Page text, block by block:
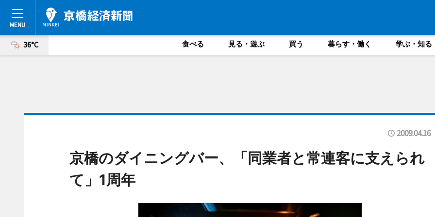
36°C 食べる 見る・遊ぶ 買う 暮らす・働く 学ぶ・知る
2009.04.16
京橋のダイニングバー、「同業者と常連客に支えられ
て」1周年